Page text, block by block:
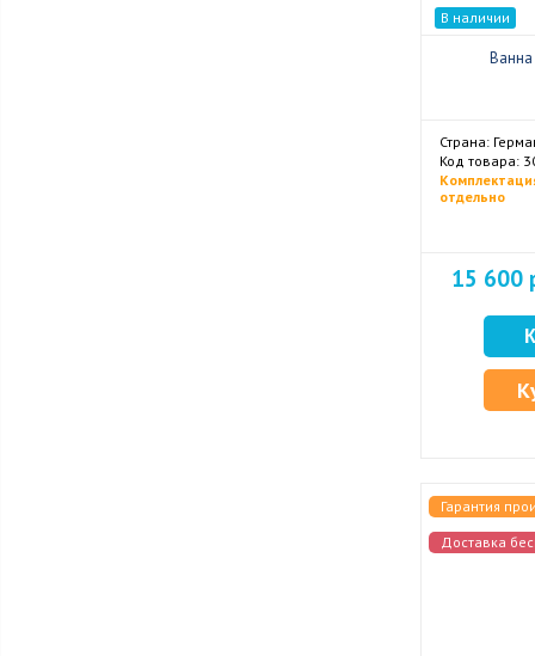
В наличии
Ванна
Страна:
Код товара:
отдельно
15 600
Гарантия
Доставка